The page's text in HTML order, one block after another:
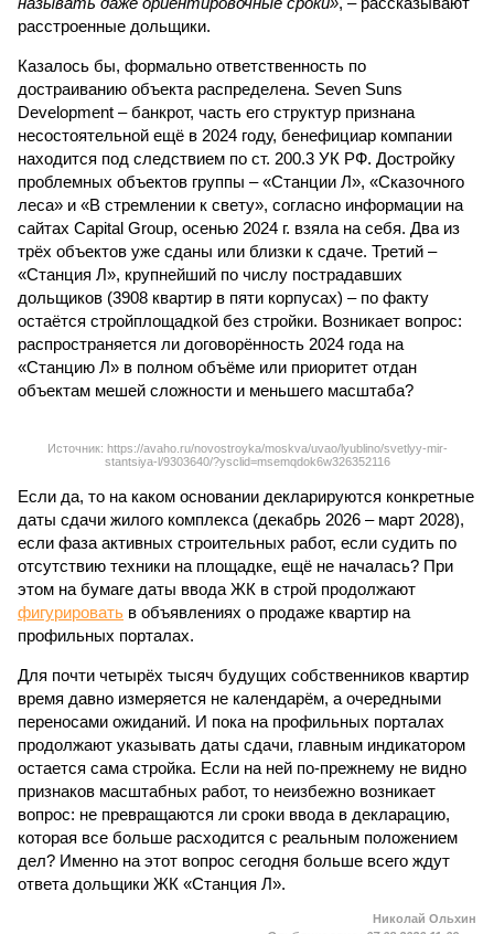
расстроенные дольщики.
Казалось бы, формально ответственность по
достраиванию объекта распределена. Seven Suns
Development – банкрот, часть его структур признана
несостоятельной ещё в 2024 году, бенефициар компании
находится под следствием по ст. 200.3 УК РФ. Достройку
проблемных объектов группы – «Станции Л», «Сказочного
леса» и «В стремлении к свету», согласно информации на
сайтах Capital Group, осенью 2024 г. взяла на себя. Два из
трёх объектов уже сданы или близки к сдаче. Третий –
«Станция Л», крупнейший по числу пострадавших
дольщиков (3908 квартир в пяти корпусах) – по факту
остаётся стройплощадкой без стройки. Возникает вопрос:
распространяется ли договорённость 2024 года на
«Станцию Л» в полном объёме или приоритет отдан
объектам мешей сложности и меньшего масштаба?
Источник: https://avaho.ru/novostroyka/moskva/uvao/lyublino/svetlyy-mir-
stantsiya-l/9303640/?ysclid=msemqdok6w326352116
Если да, то на каком основании декларируются конкретные
даты сдачи жилого комплекса (декабрь 2026 – март 2028),
если фаза активных строительных работ, если судить по
отсутствию техники на площадке, ещё не началась? При
этом на бумаге даты ввода ЖК в строй продолжают
фигурировать в объявлениях о продаже квартир на
профильных порталах.
Для почти четырёх тысяч будущих собственников квартир
время давно измеряется не календарём, а очередными
переносами ожиданий. И пока на профильных порталах
продолжают указывать даты сдачи, главным индикатором
остается сама стройка. Если на ней по-прежнему не видно
признаков масштабных работ, то неизбежно возникает
вопрос: не превращаются ли сроки ввода в декларацию,
которая все больше расходится с реальным положением
дел? Именно на этот вопрос сегодня больше всего ждут
ответа дольщики ЖК «Станция Л».
Николай Ольхин